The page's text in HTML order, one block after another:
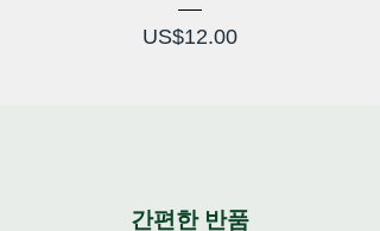
가격
US$12.00
간편한 반품